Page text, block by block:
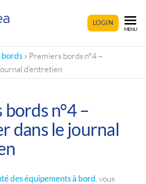
READY4SEALOGIN
MENU
bords» Premiers bords n°4 –
d’entretien
n°4 –
dans le journal
des équipements à bord , vous